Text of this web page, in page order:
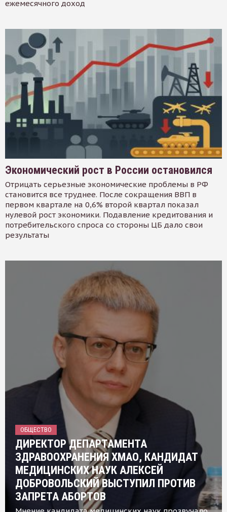
ежемесячного доход
Экономический рост в России остановился
Отрицать серьезные экономические проблемы в РФ
становится все труднее. После сокращения ВВП в
первом квартале на 0,6% второй квартал показал
нулевой рост экономики. Подавление кредитования и
потребительского спроса со стороны ЦБ дало свои
результаты
ОБЩЕСТВО
ДИРЕКТОР ДЕПАРТАМЕНТА
ЗДРАВООХРАНЕНИЯ ХМАО, КАНДИДАТ
МЕДИЦИНСКИХ НАУК АЛЕКСЕЙ
ДОБРОВОЛЬСКИЙ ВЫСТУПИЛ ПРОТИВ
ЗАПРЕТА АБОРТОВ